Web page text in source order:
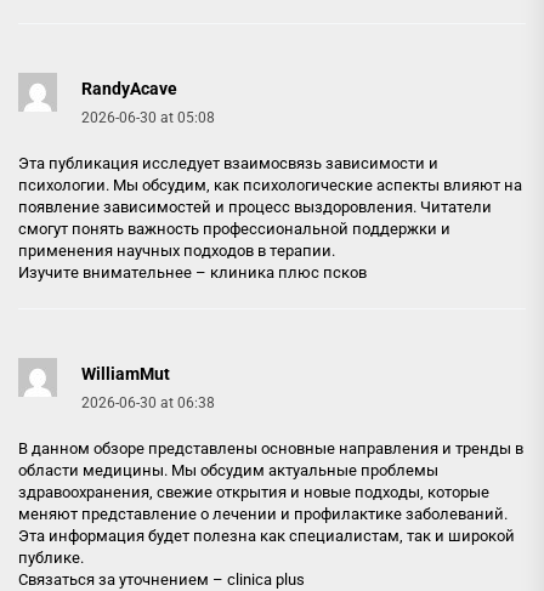
RandyAcave
2026-06-30 at 05:08
Эта публикация исследует взаимосвязь зависимости и
психологии. Мы обсудим, как психологические аспекты влияют на
появление зависимостей и процесс выздоровления. Читатели
смогут понять важность профессиональной поддержки и
применения научных подходов в терапии.
Изучите внимательнее – клиника плюс псков
WilliamMut
2026-06-30 at 06:38
В данном обзоре представлены основные направления и тренды в
области медицины. Мы обсудим актуальные проблемы
здравоохранения, свежие открытия и новые подходы, которые
меняют представление о лечении и профилактике заболеваний.
Эта информация будет полезна как специалистам, так и широкой
публике.
Связаться за уточнением – clinica plus